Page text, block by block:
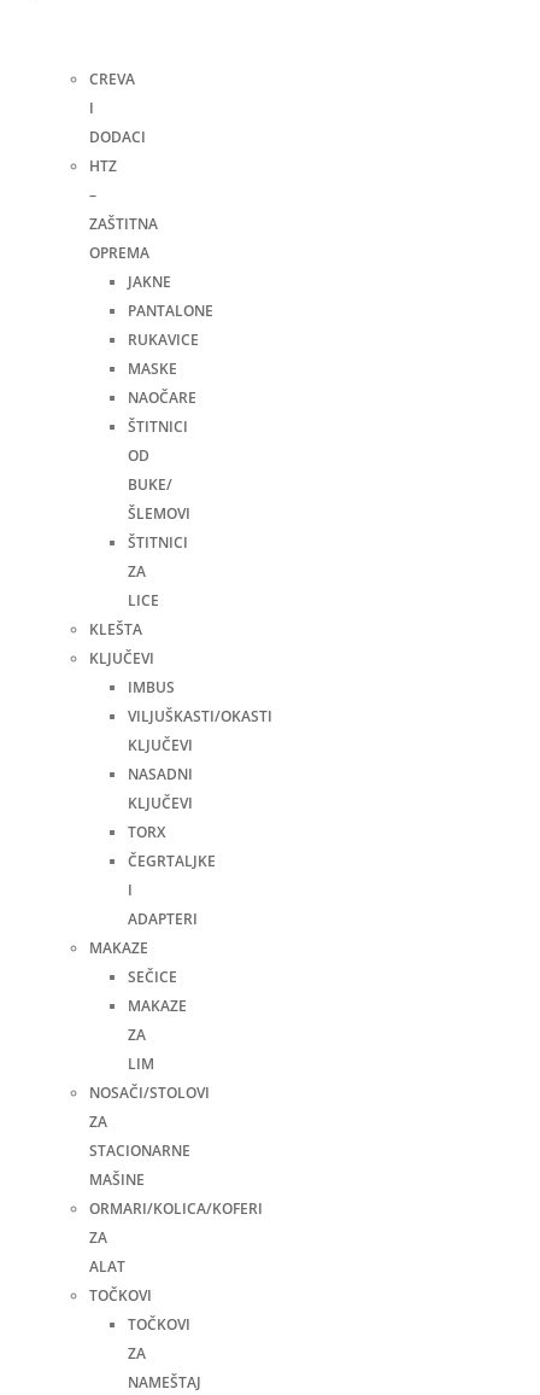
CREVA
I
DODACI
HTZ
–
ZAŠTITNA
OPREMA
JAKNE
PANTALONE
RUKAVICE
MASKE
NAOČARE
ŠTITNICI
OD
BUKE/
ŠLEMOVI
ŠTITNICI
ZA
LICE
KLEŠTA
KLJUČEVI
IMBUS
VILJUŠKASTI/OKASTI
KLJUČEVI
NASADNI
KLJUČEVI
TORX
ČEGRTALJKE
I
ADAPTERI
MAKAZE
SEČICE
MAKAZE
ZA
LIM
NOSAČI/STOLOVI
ZA
STACIONARNE
MAŠINE
ORMARI/KOLICA/KOFERI
ZA
ALAT
TOČKOVI
TOČKOVI
ZA
NAMEŠTAJ